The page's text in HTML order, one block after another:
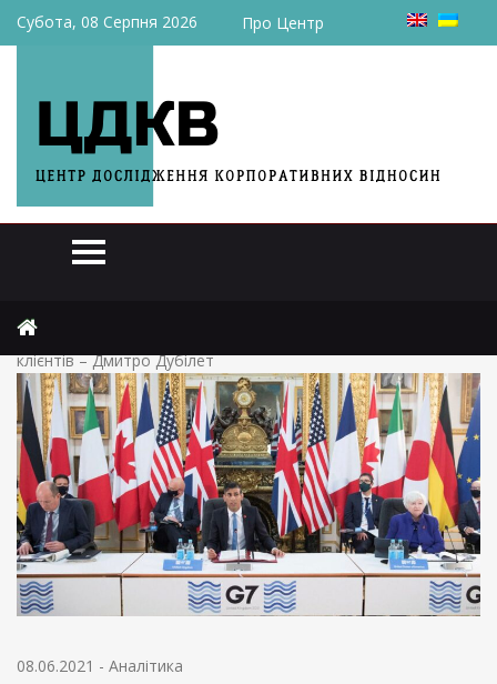
Субота, 08 Серпня 2026 Про Центр
Як майбутня податкова реформа від G7 вплине на бізнес та
клієнтів – Дмитро Дубілет
08.06.2021 - Аналітика